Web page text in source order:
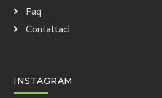
Faq
Contattaci
INSTAGRAM